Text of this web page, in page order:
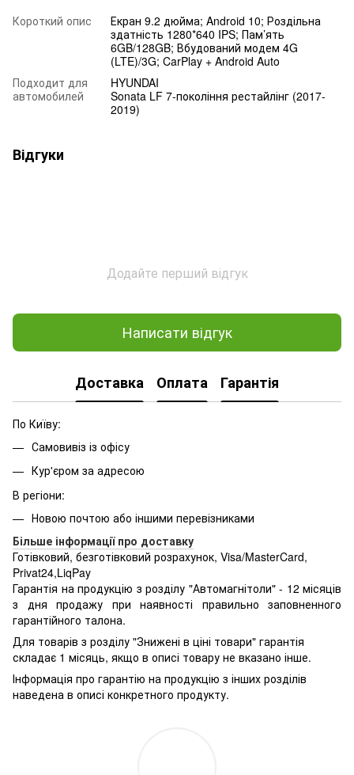
Короткий опис
Екран 9.2 дюйма; Android 10; Роздільна
здатність 1280*640 IPS; Пам’ять
6GB/128GB; Вбудований модем 4G
(LTE)/3G; CarPlay + Android Auto
Подходит для
автомобилей
HYUNDAI
Sonata LF 7-покоління рестайлінг (2017-
2019)
Відгуки
Додайте перший відгук
Написати відгук
Доставка Оплата Гарантія
По Київу:
Самовивіз із офісу
Кур'єром за адресою
В регіони:
Новою почтою або іншими перевізниками
Більше інформації про доставку
Готівковий, безготівковий розрахунок, Visa/MasterCard,
Privat24,LiqPay
Гарантія на продукцію з розділу "Автомагнітоли" - 12 місяців
з дня продажу при наявності правильно заповненного
гарантійного талона.
Для товарів з розділу "Знижені в ціні товари" гарантія
складає 1 місяць, якщо в описі товару не вказано інше.
Інформація про гарантію на продукцію з інших розділів
наведена в описі конкретного продукту.